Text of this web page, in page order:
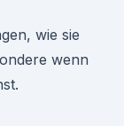
wie sie
wenn